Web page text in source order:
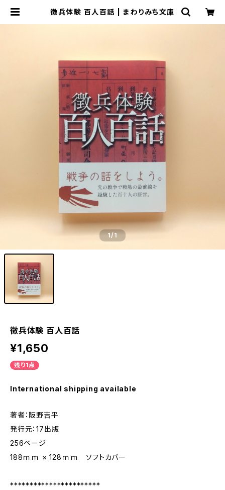
徴兵体験 百人百話 | まわりみち文庫
1/1
徴兵体験 百人百話
¥1,650
残り1点
International shipping available
著者：阪野吉平
発行元：17出版
256ページ
188ｍｍ × 128ｍｍ ソフトカバー
***********************